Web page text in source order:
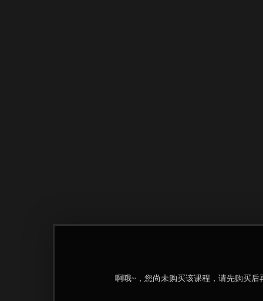
啊哦~，您尚未购买该课程，请先购买后